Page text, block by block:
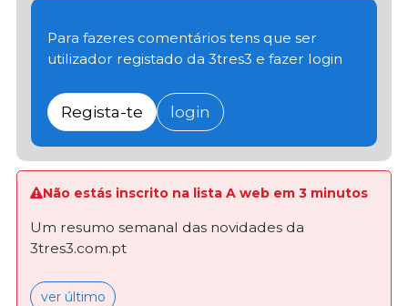
Para fazeres comentários tens que ser
utilizador registado da 3tres3 e fazer login
Regista-te login
Não estás inscrito na lista A web em 3 minutos
Um resumo semanal das novidades da
3tres3.com.pt
ver último